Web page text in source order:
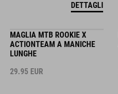
DETTAGLI
MAGLIA MTB ROOKIE X
ACTIONTEAM A MANICHE
LUNGHE
29.95 EUR